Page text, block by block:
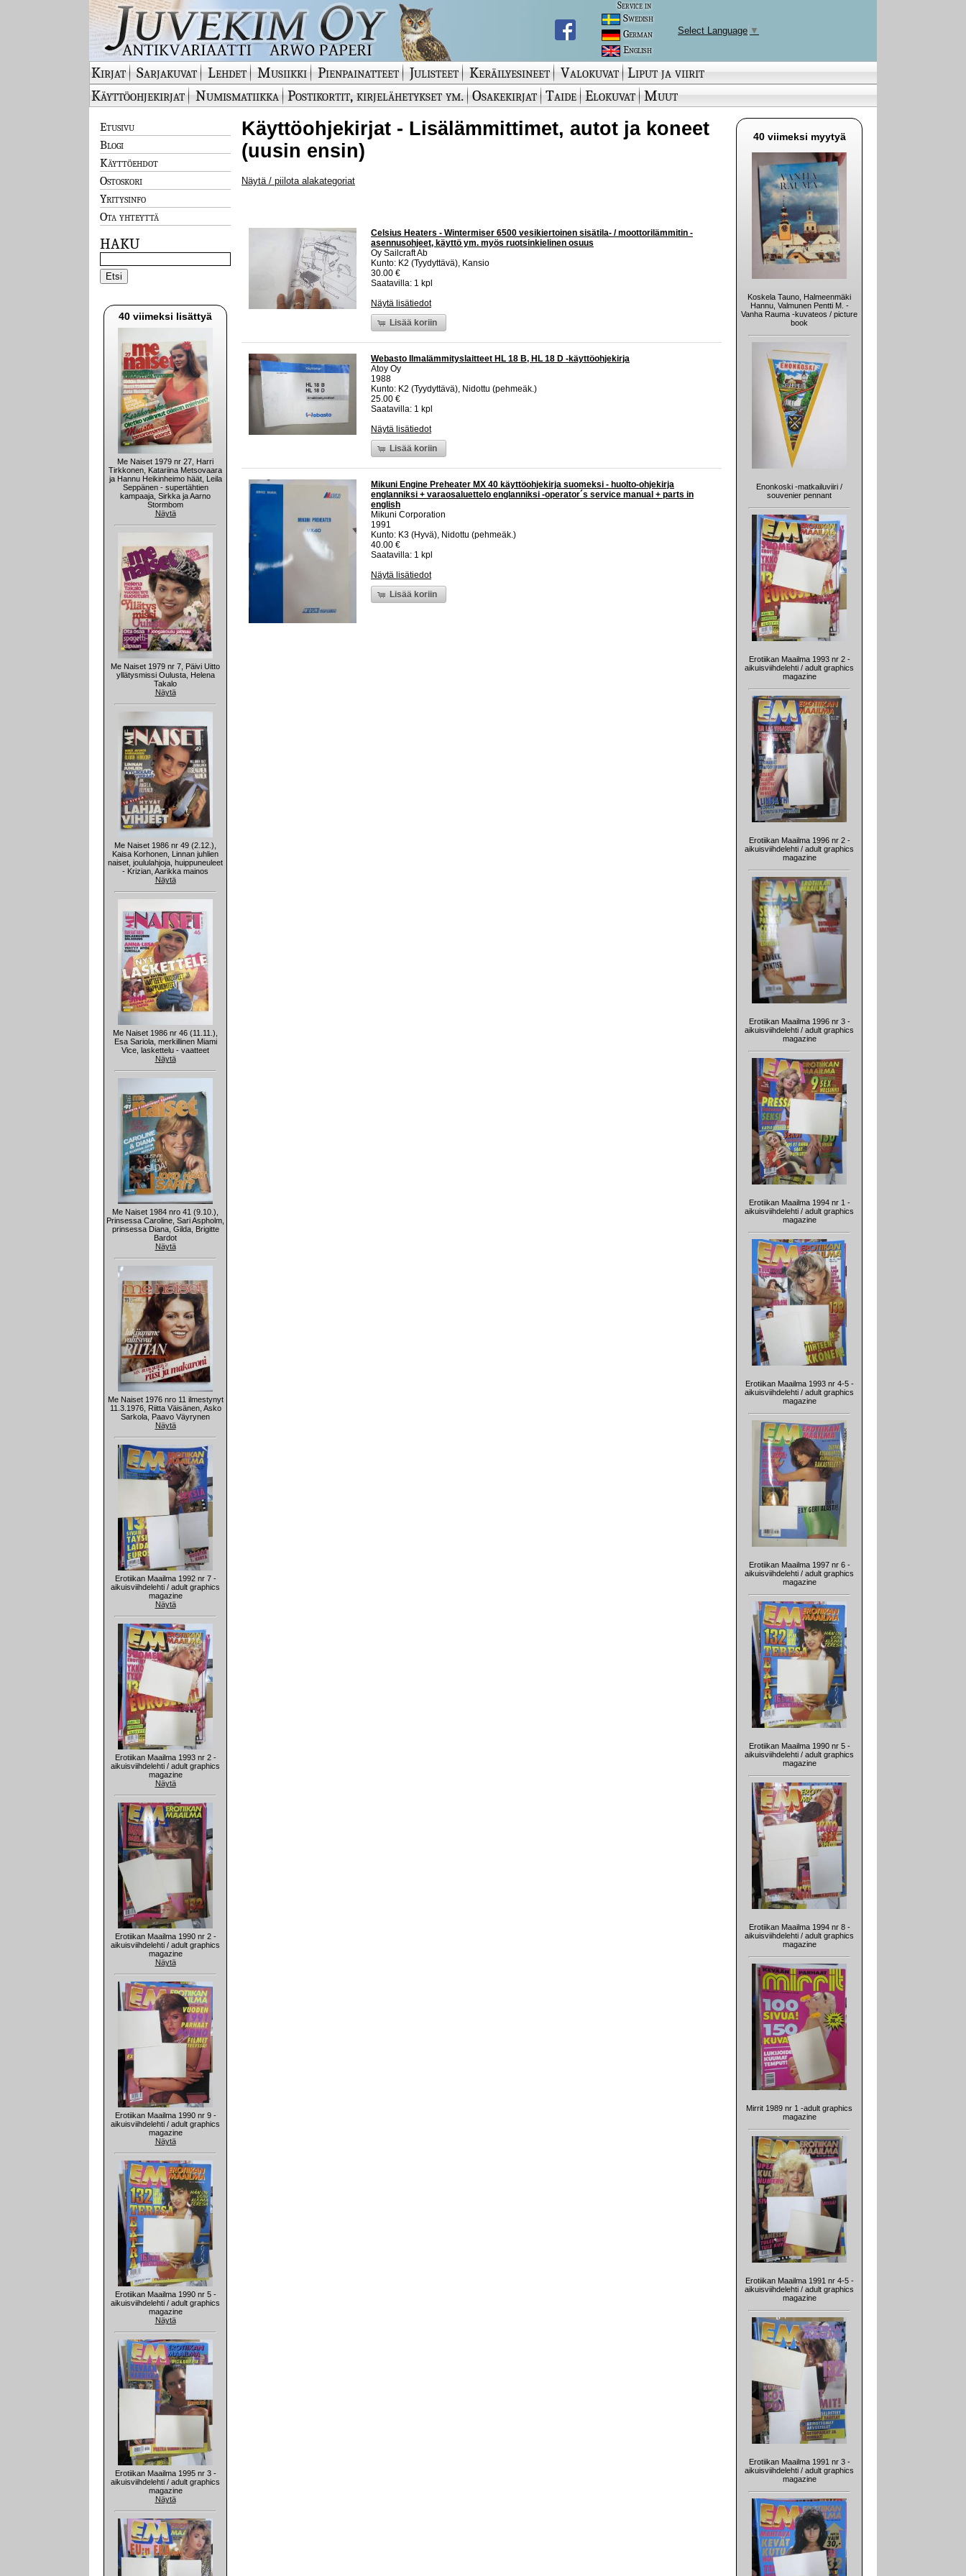
Service in
Swedish
German
English
Select Language ▼
Kirjat Sarjakuvat Lehdet Musiikki Pienpainatteet Julisteet Keräilyesineet Valokuvat Liput ja viirit
Käyttöohjekirjat
Numismatiikka Postikortit, kirjelähetykset ym. Osakekirjat Taide Elokuvat Muut
Etusivu
Blogi
Käyttöehdot
Ostoskori
Yritysinfo
Ota yhteyttä
HAKU
40 viimeksi lisättyä
Me Naiset 1979 nr 27, Harri
Tirkkonen, Katariina Metsovaara
ja Hannu Heikinheimo häät, Leila
Seppänen - supertähtien
kampaaja, Sirkka ja Aarno
Stormbom
Näytä
Me Naiset 1979 nr 7, Päivi Uitto
yllätysmissi Oulusta, Helena
Takalo
Näytä
Me Naiset 1986 nr 49 (2.12.),
Kaisa Korhonen, Linnan juhlien
naiset, joululahjoja, huippuneuleet
- Krizian, Aarikka mainos
Näytä
Me Naiset 1986 nr 46 (11.11.),
Esa Sariola, merkillinen Miami
Vice, laskettelu - vaatteet
Näytä
Me Naiset 1984 nro 41 (9.10.),
Prinsessa Caroline, Sari Aspholm,
prinsessa Diana, Gilda, Brigitte
Bardot
Näytä
Me Naiset 1976 nro 11 ilmestynyt
11.3.1976, Riitta Väisänen, Asko
Sarkola, Paavo Väyrynen
Näytä
Erotiikan Maailma 1992 nr 7 -
aikuisviihdelehti / adult graphics
magazine
Näytä
Erotiikan Maailma 1993 nr 2 -
aikuisviihdelehti / adult graphics
magazine
Näytä
Erotiikan Maailma 1990 nr 2 -
aikuisviihdelehti / adult graphics
magazine
Näytä
Erotiikan Maailma 1990 nr 9 -
aikuisviihdelehti / adult graphics
magazine
Näytä
Erotiikan Maailma 1990 nr 5 -
aikuisviihdelehti / adult graphics
magazine
Näytä
Erotiikan Maailma 1995 nr 3 -
aikuisviihdelehti / adult graphics
magazine
Näytä
Käyttöohjekirjat - Lisälämmittimet, autot ja koneet
(uusin ensin)
Näytä / piilota alakategoriat
Celsius Heaters - Wintermiser 6500 vesikiertoinen sisätila- / moottorilämmitin -
asennusohjeet, käyttö ym. myös ruotsinkielinen osuus
Oy Sailcraft Ab
Kunto: K2 (Tyydyttävä), Kansio
30.00 €
Saatavilla: 1 kpl
Näytä lisätiedot
Lisää koriin
Webasto Ilmalämmityslaitteet HL 18 B, HL 18 D -käyttöohjekirja
Atoy Oy
1988
Kunto: K2 (Tyydyttävä), Nidottu (pehmeäk.)
25.00 €
Saatavilla: 1 kpl
Näytä lisätiedot
Lisää koriin
Mikuni Engine Preheater MX 40 käyttöohjekirja suomeksi - huolto-ohjekirja
englanniksi + varaosaluettelo englanniksi -operator´s service manual + parts in
english
Mikuni Corporation
1991
Kunto: K3 (Hyvä), Nidottu (pehmeäk.)
40.00 €
Saatavilla: 1 kpl
Näytä lisätiedot
Lisää koriin
40 viimeksi myytyä
Koskela Tauno, Halmeenmäki
Hannu, Valmunen Pentti M. -
Vanha Rauma -kuvateos / picture
book
Enonkoski -matkailuviiri /
souvenier pennant
Erotiikan Maailma 1993 nr 2 -
aikuisviihdelehti / adult graphics
magazine
Erotiikan Maailma 1996 nr 2 -
aikuisviihdelehti / adult graphics
magazine
Erotiikan Maailma 1996 nr 3 -
aikuisviihdelehti / adult graphics
magazine
Erotiikan Maailma 1994 nr 1 -
aikuisviihdelehti / adult graphics
magazine
Erotiikan Maailma 1993 nr 4-5 -
aikuisviihdelehti / adult graphics
magazine
Erotiikan Maailma 1997 nr 6 -
aikuisviihdelehti / adult graphics
magazine
Erotiikan Maailma 1990 nr 5 -
aikuisviihdelehti / adult graphics
magazine
Erotiikan Maailma 1994 nr 8 -
aikuisviihdelehti / adult graphics
magazine
Mirrit 1989 nr 1 -adult graphics
magazine
Erotiikan Maailma 1991 nr 4-5 -
aikuisviihdelehti / adult graphics
magazine
Erotiikan Maailma 1991 nr 3 -
aikuisviihdelehti / adult graphics
magazine